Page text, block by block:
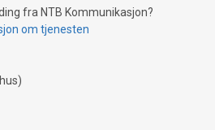
fra NTB Kommunikasjon?
om tjenesten